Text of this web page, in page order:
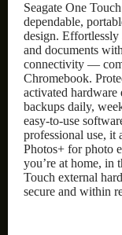
Seagate One
dependable,
design. Effortlessly
and documents
connectivity —
Chromebook.
activated
backups daily,
easy-to-use
professional use, it
Photos+ for photo
you’re at home, in
Touch external
secure and within